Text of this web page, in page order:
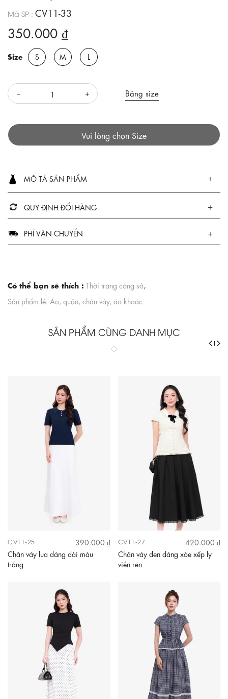
Mã SP : CV11-33
350.000 ₫
Size S M L
Bảng size
Vui lòng chọn Size
MÔ TẢ SẢN PHẨM
QUY ĐỊNH ĐỔI HÀNG
PHÍ VẬN CHUYỂN
Có thể bạn sẽ thích : Thời trang công sở,
Sản phẩm lẻ: Áo, quần, chân váy, áo khoác
SẢN PHẨM CÙNG DANH MỤC
CV11-25
390.000 ₫
Chân váy lụa dáng dài màu
trắng
CV11-27
420.000 ₫
Chân váy đen dáng xòe xếp ly
viền ren